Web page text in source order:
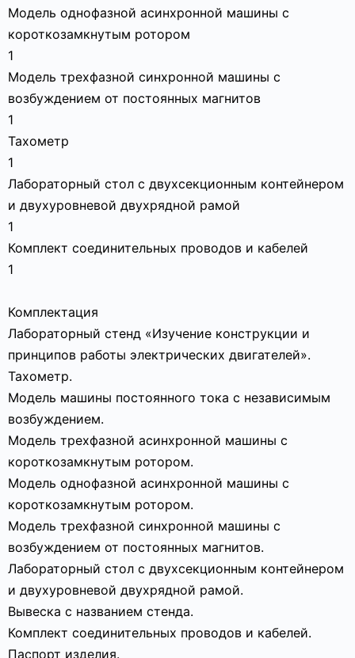
Модель однофазной асинхронной машины с
короткозамкнутым ротором
1
Модель трехфазной синхронной машины с
возбуждением от постоянных магнитов
1
Тахометр
1
Лабораторный стол с двухсекционным контейнером
и двухуровневой двухрядной рамой
1
Комплект соединительных проводов и кабелей
1
Комплектация
Лабораторный стенд «Изучение конструкции и
принципов работы электрических двигателей».
Тахометр.
Модель машины постоянного тока с независимым
возбуждением.
Модель трехфазной асинхронной машины с
короткозамкнутым ротором.
Модель однофазной асинхронной машины с
короткозамкнутым ротором.
Модель трехфазной синхронной машины с
возбуждением от постоянных магнитов.
Лабораторный стол с двухсекционным контейнером
и двухуровневой двухрядной рамой.
Вывеска с названием стенда.
Комплект соединительных проводов и кабелей.
Паспорт изделия.